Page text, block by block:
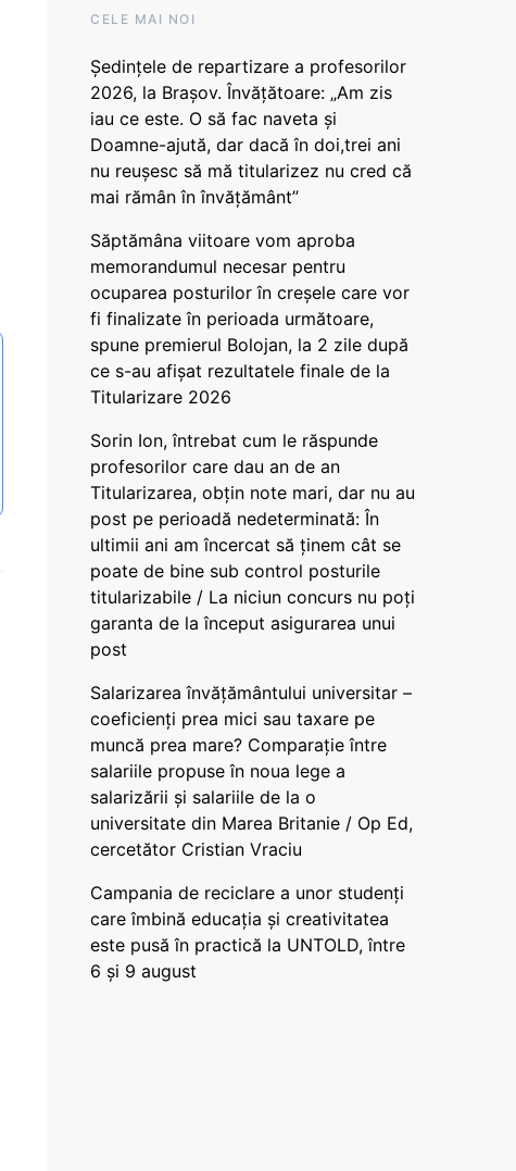
CELE MAI NOI
Ședințele de repartizare a profesorilor
2026, la Brașov. Învățătoare: „Am zis
iau ce este. O să fac naveta și
Doamne-ajută, dar dacă în doi,trei ani
nu reușesc să mă titularizez nu cred că
mai rămân în învățământ”
Săptămâna viitoare vom aproba
memorandumul necesar pentru
ocuparea posturilor în creșele care vor
fi finalizate în perioada următoare,
spune premierul Bolojan, la 2 zile după
ce s-au afișat rezultatele finale de la
Titularizare 2026
Sorin Ion, întrebat cum le răspunde
profesorilor care dau an de an
Titularizarea, obțin note mari, dar nu au
post pe perioadă nedeterminată: În
ultimii ani am încercat să ținem cât se
poate de bine sub control posturile
titularizabile / La niciun concurs nu poți
garanta de la început asigurarea unui
post
Salarizarea învățământului universitar –
coeficienți prea mici sau taxare pe
muncă prea mare? Comparație între
salariile propuse în noua lege a
salarizării și salariile de la o
universitate din Marea Britanie / Op Ed,
cercetător Cristian Vraciu
Campania de reciclare a unor studenți
care îmbină educația și creativitatea
este pusă în practică la UNTOLD, între
6 și 9 august